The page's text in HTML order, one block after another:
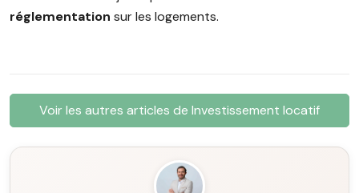
réglementation sur les logements.
Voir les autres articles de Investissement locatif